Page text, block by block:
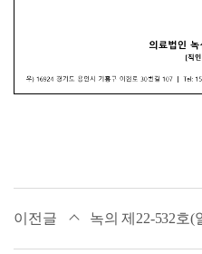
이전글 녹의 제22-532호